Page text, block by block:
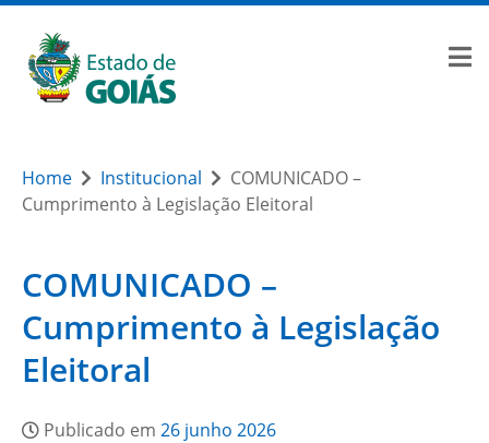
Home Institucional
COMUNICADO –
Cumprimento à Legislação Eleitoral
COMUNICADO –
Cumprimento à Legislação
Eleitoral
Publicado em 26 junho 2026